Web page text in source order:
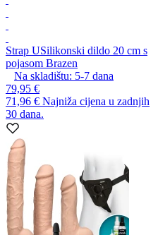
Strap USilikonski dildo 20 cm s
pojasom Brazen
Na skladištu: 5-7 dana
79,95 €
71,96 € Najniža cijena u zadnjih
30 dana.